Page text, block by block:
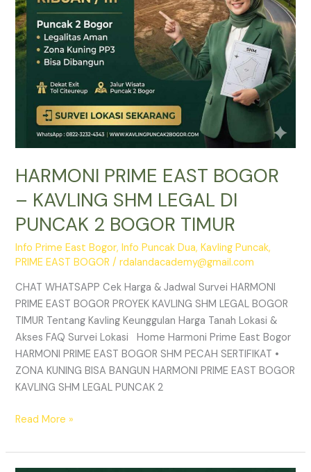
HARMONI PRIME EAST BOGOR
– KAVLING SHM LEGAL DI
PUNCAK 2 BOGOR TIMUR
Info Prime East Bogor,Info Puncak Dua,Kavling Puncak,
PRIME EAST BOGOR /rdalandacademy@gmail.com
CHAT WHATSAPP Cek Harga & Jadwal Survei HARMONI
PRIME EAST BOGOR PROYEK KAVLING SHM LEGAL BOGOR
TIMUR Tentang Kavling Keunggulan Harga Tanah Lokasi &
Akses FAQ Survei Lokasi Home Harmoni Prime East Bogor
HARMONI PRIME EAST BOGOR SHM PECAH SERTIFIKAT •
ZONA KUNING BISA BANGUN HARMONI PRIME EAST BOGOR
KAVLING SHM LEGAL PUNCAK 2
DI
PUNCAK
2
BOGOR
Read More »